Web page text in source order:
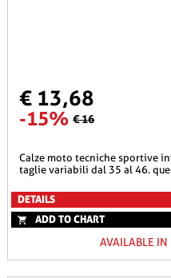
€ 13,68
-15% € 16
calze moto tecniche sportive invernali nere, blu e verdi xtech
taglie variabili dal 35 al 46.
DETAILS
ADD TO CHART
AVAILABLE IN